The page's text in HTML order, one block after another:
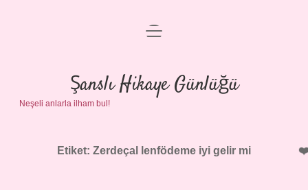
Anasayfa
Gizlilik Politikası
menüyü
Şanslı Hikaye Günlüğü
Neşeli anlarla ilham bul!
Etiket: Zerdeçal lenfödeme iyi gelir mi